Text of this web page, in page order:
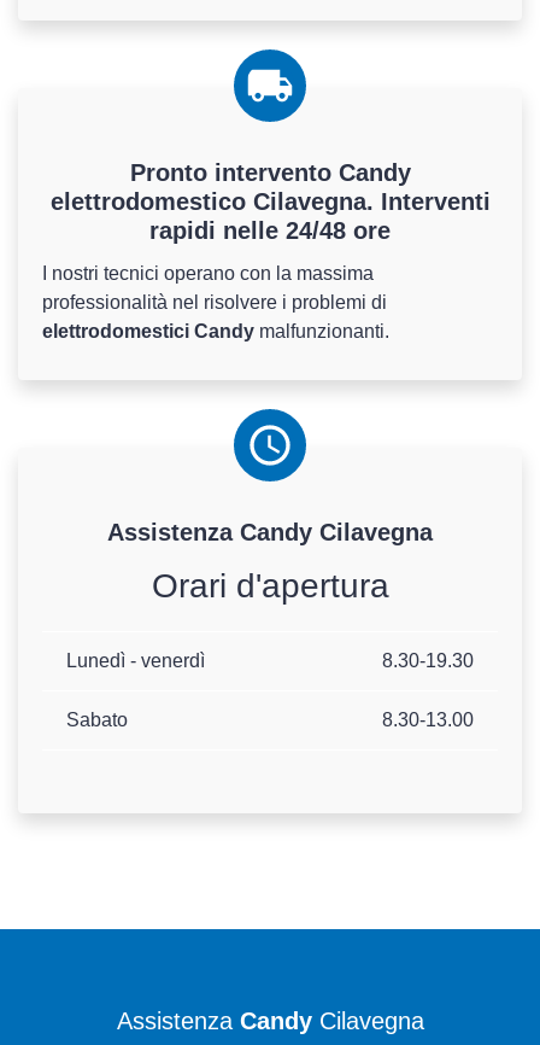
Pronto intervento Candy
elettrodomestico Cilavegna. Interventi
rapidi nelle 24/48 ore
I nostri tecnici operano con la massima
professionalità nel risolvere i problemi di
elettrodomestici Candy malfunzionanti.
Assistenza Candy Cilavegna
Orari d'apertura
Lunedì - venerdì 8.30-19.30
Sabato 8.30-13.00
Assistenza CandyCilavegna